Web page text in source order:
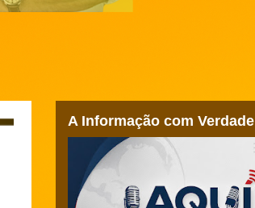
A Informação com Verdade